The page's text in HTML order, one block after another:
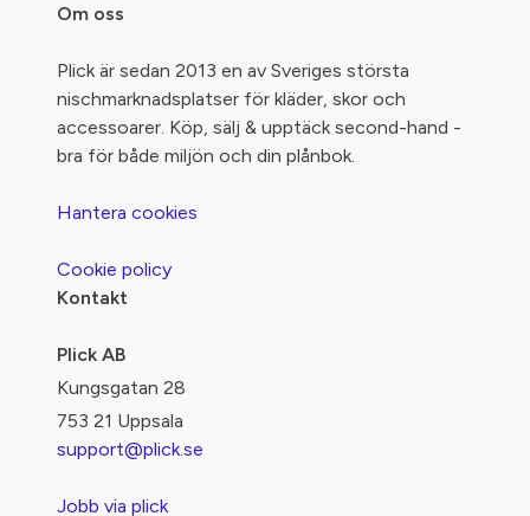
Om oss
Plick är sedan 2013 en av Sveriges största
nischmarknadsplatser för kläder, skor och
accessoarer. Köp, sälj & upptäck second-hand -
bra för både miljön och din plånbok.
Hantera cookies
Cookie policy
Kontakt
Plick AB
Kungsgatan 28
753 21 Uppsala
support@plick.se
Jobb via plick